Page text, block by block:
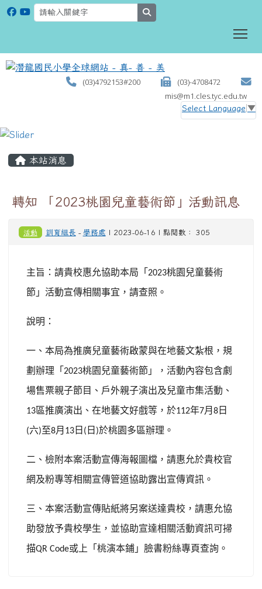
(03)4792153#200
(03)-4708472
mis@m1.cles.tyc.edu.tw
Select Language ▼
本站消息
轉知 「2023桃園兒童藝術節」活動訊息
活動 訓育組長 - 學務處 | 2023-06-16 | 點閱數： 305
主旨：請貴校惠允協助本局「 2023桃園兒童藝術
節」活動宣傳相關事宜，請查照。
說明：
一、本局為推廣兒童藝術啟蒙與在地藝文紮根，規
劃辦理「 2023桃園兒童藝術節」，活動內容包含劇
場售票親子節目、戶外親子演出及兒童市集活動、
13區推廣演出、在地藝文好戲等，於112年7月 8 日
(六)至8月 13 日 ( 日 )於桃園多區辦理。
二、檢附本案活動宣傳海報圖檔，請惠允於貴校官
網及粉專等相關宣傳管道協助露出宣傳資訊。
三、本案活動宣傳貼紙將另案送達貴校，請惠允協
助發放予貴校學生，並協助宣達相關活動資訊可掃
描QR Code或上「桃演本鋪」臉書粉絲專頁查詢。